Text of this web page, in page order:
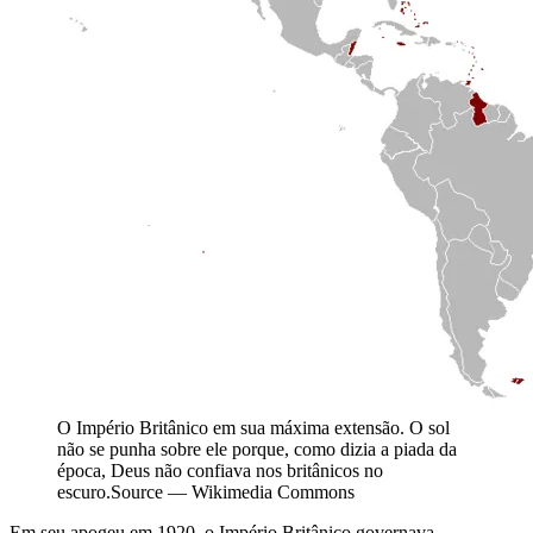
O Império Britânico em sua máxima extensão. O sol
não se punha sobre ele porque, como dizia a piada da
época, Deus não confiava nos britânicos no
escuro.Source — Wikimedia Commons